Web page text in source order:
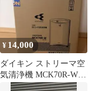
¥ 14,000
ダイキン ストリーマ空
気清浄機 MCK70R-W
ホワイト